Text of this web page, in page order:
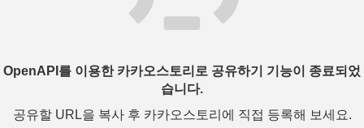
OpenAPI를 이용한 카카오스토리로 공유하기 기능이 종료되었
습니다.
공유할 URL을 복사 후 카카오스토리에 직접 등록해 보세요.